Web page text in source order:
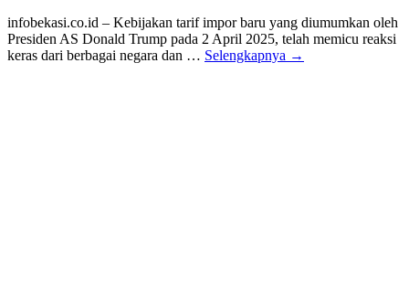
infobekasi.co.id – Kebijakan tarif impor baru yang diumumkan oleh
Presiden AS Donald Trump pada 2 April 2025, telah memicu reaksi
keras dari berbagai negara dan … Selengkapnya →